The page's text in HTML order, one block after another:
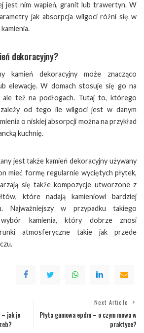
jest nim wapień, granit lub trawertyn. W
jak absorpcja wilgoci różni się w
dekoracyjny?
kamień dekoracyjny może znacząco
elewację. W domach stosuje się go na
ale też na podłogach. Tutaj to, którego
od tego ile wilgoci jest w danym
o niskiej absorpcji można na przykład
kuchnię.
jest także kamień dekoracyjny używany
mieć formę regularnie wyciętych płytek,
się także kompozycje utworzone z
które nadają kamieniowi bardziej
Najważniejszy w przypadku takiego
kamienia, który dobrze znosi
atmosferyczne takie jak przede
– jak je
Next Article
Płyta gumowa epdm – o czym mowa w
praktyce?